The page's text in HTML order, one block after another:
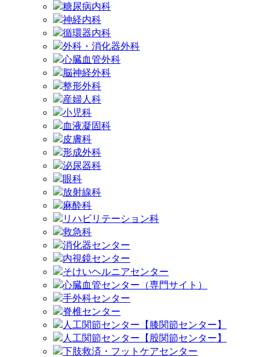
糖尿病内科
神経内科
循環器内科
外科・消化器外科
心臓血管外科
脳神経外科
整形外科
産婦人科
小児科
血液凝固科
皮膚科
形成外科
泌尿器科
眼科
放射線科
麻酔科
リハビリテーション科
救急科
消化器センター
内視鏡センター
そけいヘルニアセンター
心臓血管センター（専門サイト）
手外科センター
脊椎センター
人工関節センター【膝関節センター】
人工関節センター【股関節センター】
下肢救済・フットケアセンター